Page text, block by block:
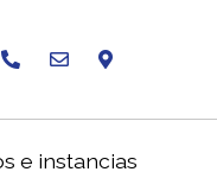
e instancias